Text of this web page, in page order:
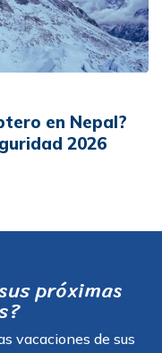
en Nepal?
2026
próximas
vacaciones de sus